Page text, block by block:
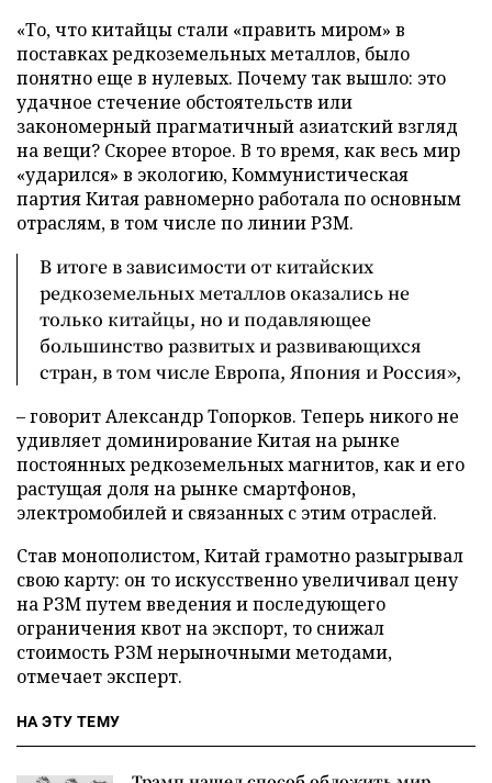
«То, что китайцы стали «править миром» в
поставках редкоземельных металлов, было
понятно еще в нулевых. Почему так вышло: это
удачное стечение обстоятельств или
закономерный прагматичный азиатский взгляд
на вещи? Скорее второе. В то время, как весь мир
«ударился» в экологию, Коммунистическая
партия Китая равномерно работала по основным
отраслям, в том числе по линии РЗМ.
В итоге в зависимости от китайских
редкоземельных металлов оказались не
только китайцы, но и подавляющее
большинство развитых и развивающихся
стран, в том числе Европа, Япония и Россия»,
– говорит Александр Топорков. Теперь никого не
удивляет доминирование Китая на рынке
постоянных редкоземельных магнитов, как и его
растущая доля на рынке смартфонов,
электромобилей и связанных с этим отраслей.
Став монополистом, Китай грамотно разыгрывал
свою карту: он то искусственно увеличивал цену
на РЗМ путем введения и последующего
ограничения квот на экспорт, то снижал
стоимость РЗМ нерыночными методами,
отмечает эксперт.
НА ЭТУ ТЕМУ